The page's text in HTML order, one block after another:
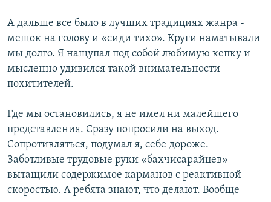
А дальше все было в лучших традициях жанра -
мешок на голову и «сиди тихо». Круги наматывали
мы долго. Я нащупал под собой любимую кепку и
мысленно удивился такой внимательности
похитителей.
Где мы остановились, я не имел ни малейшего
представления. Сразу попросили на выход.
Сопротивляться, подумал я, себе дороже.
Заботливые трудовые руки «бахчисарайцев»
вытащили содержимое карманов с реактивной
скоростью. А ребята знают, что делают. Вообще